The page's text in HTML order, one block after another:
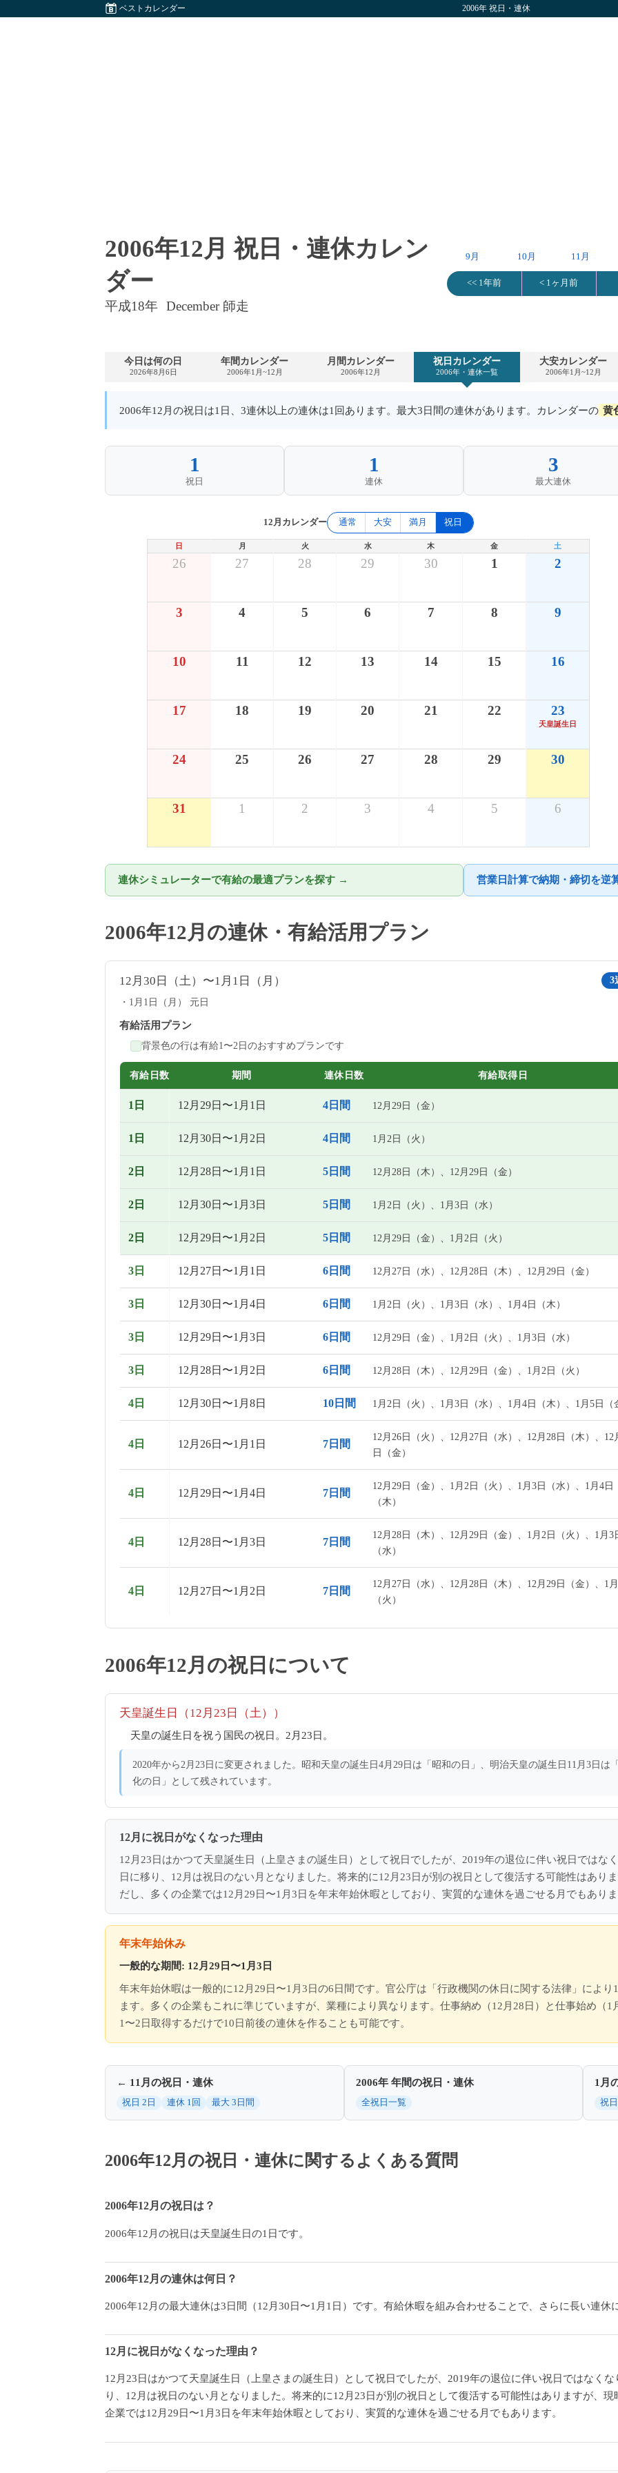
ベストカレンダー 2006年 祝日・連休
2006年12月 祝日・連休カレン
ダー
平成18年 December 師走
9月 10月 11月
<< 1年前 < 1ヶ月前
今日は何の日
2026年8月6日
年間カレンダー
2006年1月~12月
月間カレンダー
2006年12月
祝日カレンダー
2006年・連休一覧
大安カレンダー
2006年1月~12月
2006年12月の祝日は1日、3連休以上の連休は1回あります。最大3日間の連休があります。カレンダーの 黄
1
祝日
1
連休
3
最大連休
12月カレンダー 通常 大安 満月 祝日
日 月 火 水 木 金 土
26 27 28 29 30 1 2
3 4 5 6 7 8 9
10 11 12 13 14 15 16
17 18 19 20 21 22 23
天皇誕生日
24 25 26 27 28 29 30
31 1 2 3 4 5 6
連休シミュレーターで有給の最適プランを探す → 営業日計算で納期・締切を逆
2006年12月の連休・有給活用プラン
12月30日（土）〜1月1日（月） 3
1月1日（月） 元日
有給活用プラン
背景色の行は有給1〜2日のおすすめプランです
有給日数 期間 連休日数 有給取得日
1日 12月29日〜1月1日 4日間 12月29日（金）
1日 12月30日〜1月2日 4日間 1月2日（火）
2日 12月28日〜1月1日 5日間 12月28日（木）、12月29日（金）
2日 12月30日〜1月3日 5日間 1月2日（火）、1月3日（水）
2日 12月29日〜1月2日 5日間 12月29日（金）、1月2日（火）
3日 12月27日〜1月1日 6日間 12月27日（水）、12月28日（木）、12月29日（金）
3日 12月30日〜1月4日 6日間 1月2日（火）、1月3日（水）、1月4日（木）
3日 12月29日〜1月3日 6日間 12月29日（金）、1月2日（火）、1月3日（水）
3日 12月28日〜1月2日 6日間 12月28日（木）、12月29日（金）、1月2日（火）
4日 12月30日〜1月8日 10日間 1月2日（火）、1月3日（水）、1月4日（木）、1月5日（
4日 12月26日〜1月1日 7日間
12月26日（火）、12月27日（水）、12月28日（木）、12
日（金）
4日 12月29日〜1月4日 7日間
12月29日（金）、1月2日（火）、1月3日（水）、1月4日
（木）
4日 12月28日〜1月3日 7日間
12月28日（木）、12月29日（金）、1月2日（火）、1月3
（水）
4日 12月27日〜1月2日 7日間
12月27日（水）、12月28日（木）、12月29日（金）、1
（火）
2006年12月の祝日について
天皇誕生日（12月23日（土））
天皇の誕生日を祝う国民の祝日。2月23日。
2020年から2月23日に変更されました。昭和天皇の誕生日4月29日は「昭和の日」、明治天皇の誕生日11月3日は
化の日」として残されています。
12月に祝日がなくなった理由
12月23日はかつて天皇誕生日（上皇さまの誕生日）として祝日でしたが、2019年の退位に伴い祝日ではな
日に移り、12月は祝日のない月となりました。将来的に12月23日が別の祝日として復活する可能性はあり
だし、多くの企業では12月29日〜1月3日を年末年始休暇としており、実質的な連休を過ごせる月でもあり
年末年始休み
一般的な期間: 12月29日〜1月3日
年末年始休暇は一般的に12月29日〜1月3日の6日間です。官公庁は「行政機関の休日に関する法律」によ
ます。多くの企業もこれに準じていますが、業種により異なります。仕事納め（12月28日）と仕事始め（
1〜2日取得するだけで10日前後の連休を作ることも可能です。
← 11月の祝日・連休
祝日 2日 連休 1回 最大 3日間
2006年 年間の祝日・連休
全祝日一覧
1月
祝
2006年12月の祝日・連休に関するよくある質問
2006年12月の祝日は？
2006年12月の祝日は天皇誕生日の1日です。
2006年12月の連休は何日？
2006年12月の最大連休は3日間（12月30日〜1月1日）です。有給休暇を組み合わせることで、さらに長い連休
12月に祝日がなくなった理由？
12月23日はかつて天皇誕生日（上皇さまの誕生日）として祝日でしたが、2019年の退位に伴い祝日ではなく
り、12月は祝日のない月となりました。将来的に12月23日が別の祝日として復活する可能性はありますが、
企業では12月29日〜1月3日を年末年始休暇としており、実質的な連休を過ごせる月でもあります。